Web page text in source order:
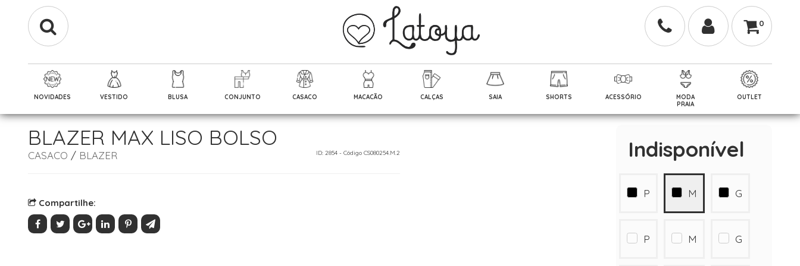
0
NOVIDADES VESTIDO BLUSA CONJUNTO CASACO MACACÃO CALÇAS SAIA SHORTS ACESSÓRIO
MODA
PRAIA
OUTLET
BLAZER MAX LISO BOLSO
CASACO / BLAZER ID: 2854 - Código CS080254.M.2
Compartilhe:
Indisponível
P M G
P M G